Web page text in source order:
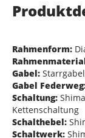
Rahmenform:
Gabel:
Gabel
Schaltung:
Kettenschaltung
Schalthebel:
Schaltwerk: